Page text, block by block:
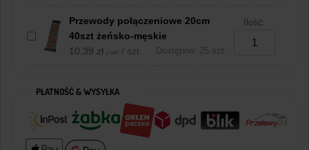
Przewody połączeniowe 20cm
40szt żeńsko-męskie
10,39 zł z VAT / szt. Dostępne: 25 szt.
Ilość:
PŁATNOŚĆ & WYSYŁKA